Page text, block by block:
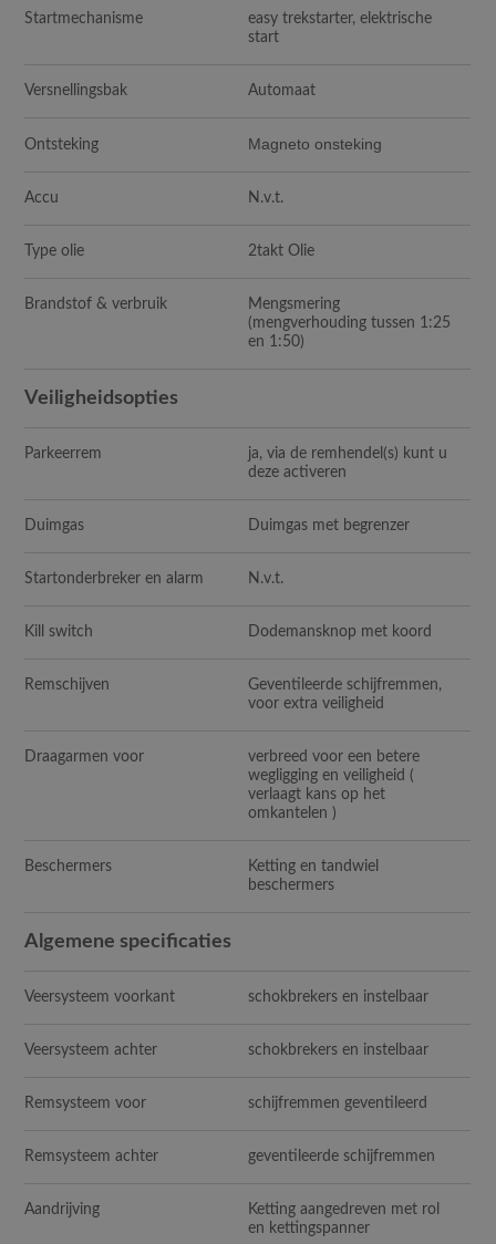
Startmechanisme
easy trekstarter, elektrische
start
Versnellingsbak Automaat
Ontsteking Magneto onsteking
Accu N.v.t.
Type olie 2takt Olie
Brandstof & verbruik
Mengsmering
(mengverhouding tussen 1:25
en 1:50)
Veiligheidsopties
Parkeerrem
ja, via de remhendel(s) kunt u
deze activeren
Duimgas Duimgas met begrenzer
Startonderbreker en alarm N.v.t.
Kill switch Dodemansknop met koord
Remschijven
Geventileerde schijfremmen,
voor extra veiligheid
Draagarmen voor
verbreed voor een betere
wegligging en veiligheid (
verlaagt kans op het
omkantelen )
Beschermers
Ketting en tandwiel
beschermers
Algemene specificaties
Veersysteem voorkant schokbrekers en instelbaar
Veersysteem achter schokbrekers en instelbaar
Remsysteem voor schijfremmen geventileerd
Remsysteem achter geventileerde schijfremmen
Aandrijving
Ketting aangedreven met rol
en kettingspanner